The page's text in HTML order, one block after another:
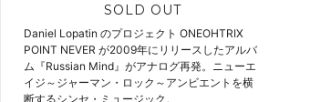
SOLD OUT
Daniel Lopatin のプロジェクト ONEOHTRIX
POINT NEVER が2009年にリリースしたアルバ
ム『Russian Mind』がアナログ再発。ニューエ
イジ～ジャーマン・ロック～アンビエントを横
断するシンセ・ミュージック。